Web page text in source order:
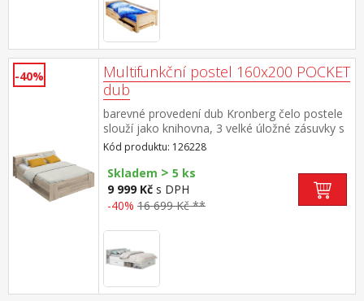
-40%
Multifunkční postel 160x200 POCKET
dub
barevné provedení dub Kronberg čelo postele
slouží jako knihovna, 3 velké úložné zásuvky s
kovovými pojezdy, výška sedu cca 51 cm cena
bez roštu a matrace, doporučený rozměr
matrace 160 × 200 × 16 cm nebo 2 kusy 80 ×
200 × 16 cm k posteli je nutné použít
samonosný rošt v rámu 160 × 200 cm k této
AMERIKA 7155 maximální nosnosti uvedeny v
návodu k montáži
Kód produktu: 126228
Skladem > 5 ks
9 999 Kč s DPH
-40% 16 699 Kč **